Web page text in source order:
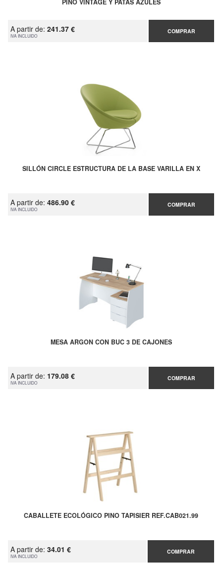
PINO VINTAGE Y PATAS AZULES
A partir de: 241.37 €
IVA INCLUIDO
COMPRAR
SILLÓN CIRCLE ESTRUCTURA DE LA BASE VARILLA EN X
A partir de: 486.90 €
IVA INCLUIDO
COMPRAR
MESA ARGON CON BUC 3 DE CAJONES
A partir de: 179.08 €
IVA INCLUIDO
COMPRAR
CABALLETE ECOLÓGICO PINO TAPISIER REF.CAB021.99
A partir de: 34.01 €
IVA INCLUIDO
COMPRAR